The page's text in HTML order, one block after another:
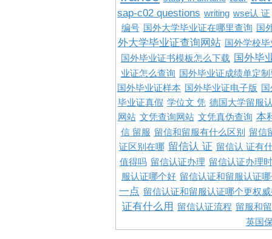
sap-c02 questions writing wse认 证
编号 国外大学毕业证在哪里查询 国
外大学毕业证查询网站 国外学校
国外毕业证书模板怎么下载 国外毕
业证怎么查询
国外毕业证成绩单定
国外毕业证样本
国外毕业证电子版
毕业证真假 学位文 凭 德国大学留服
网站 文凭查询网站 文凭真伪查询 本
信 留服 留信和留服有什么区别
留信
证区别在哪 留信认 证 留信认 证有
值得吗 留信认证办理 留信认证办理
服认证哪个好 留信认证和留服认证
一点 留信认证和留服认证哪个更权
证有什么用 留信认证流程 留服和
英国